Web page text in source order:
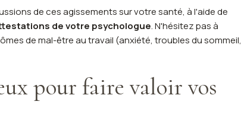
de ces agissements sur votre santé, à l'aide de
de votre psychologue. N'hésitez pas à
de mal-être au travail (anxiété, troubles du sommeil,
pour faire valoir vos